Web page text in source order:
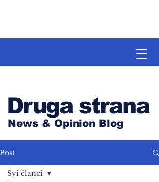
Druga strana
News & Opinion Blog
Post
Svi članci